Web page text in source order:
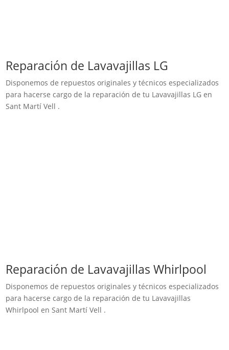
Reparación de Lavavajillas LG
Disponemos de repuestos originales y técnicos especializados
para hacerse cargo de la reparación de tu Lavavajillas LG en
Sant Martí Vell .
Reparación de Lavavajillas Whirlpool
Disponemos de repuestos originales y técnicos especializados
para hacerse cargo de la reparación de tu Lavavajillas
Whirlpool en Sant Martí Vell .